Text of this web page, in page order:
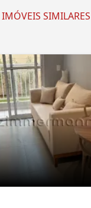
IMÓVEIS SIMILARES